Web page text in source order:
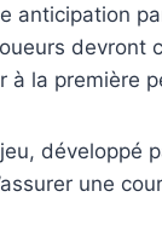
anticipation
la première
développé
une